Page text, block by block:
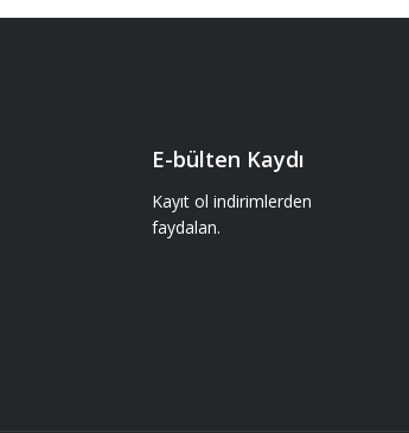
geliyor gönül rahatlığıyla
E-bülten Kaydı
Kayıt ol indirimlerden
faydalan.